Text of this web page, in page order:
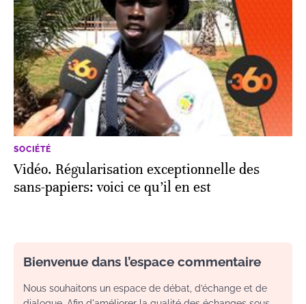
SOCIÉTÉ
Vidéo. Régularisation exceptionnelle des
sans-papiers: voici ce qu’il en est
Bienvenue dans l’espace commentaire
Nous souhaitons un espace de débat, d’échange et de